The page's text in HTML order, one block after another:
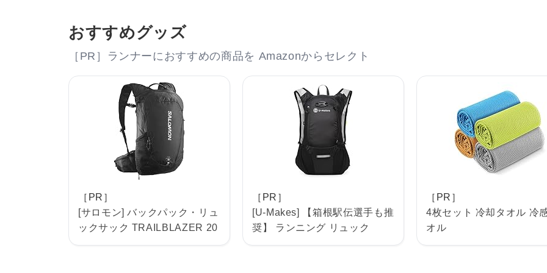
おすすめグッズ
［PR］ランナーにおすすめの商品を Amazonからセレクト
［PR］
[サロモン] バックパック・リュ
ックサック TRAILBLAZER 20
［PR］
[U-Makes] 【箱根駅伝選手も推
奨】 ランニング リュック
［PR］
4枚セット 冷却タオル 冷
オル